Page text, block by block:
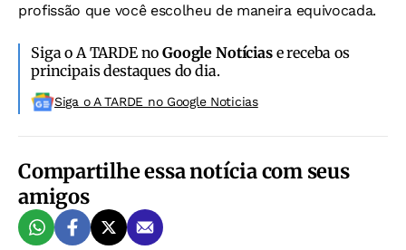
profissão que você escolheu de maneira equivocada.
Siga o A TARDE noGoogle Notíciase receba os
principais destaques do dia.
Siga o A TARDE no Google Noticias
Compartilhe essa notícia com seus
amigos